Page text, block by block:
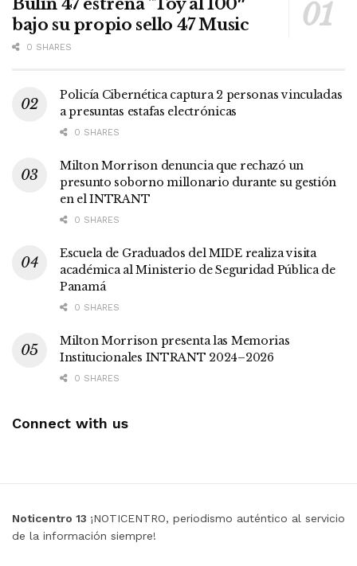
bajo su propio sello 47 Music
0 SHARES
Policía Cibernética captura 2 personas vinculadas
a presuntas estafas electrónicas
0 SHARES
Milton Morrison denuncia que rechazó un
presunto soborno millonario durante su gestión
en el INTRANT
0 SHARES
Escuela de Graduados del MIDE realiza visita
académica al Ministerio de Seguridad Pública de
Panamá
0 SHARES
Milton Morrison presenta las Memorias
Institucionales INTRANT 2024–2026
0 SHARES
Connect with us
Noticentro 13 ¡NOTICENTRO, periodismo auténtico al servicio
de la información siempre!